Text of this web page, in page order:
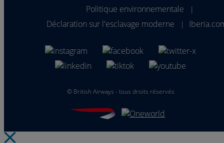
Politique environnementale
|
Déclaration sur l'esclavage moderne |
© British Airways - tous droits réservés